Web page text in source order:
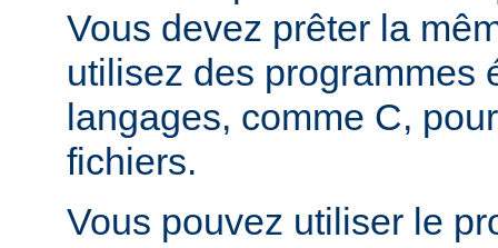
Vous devez prêter la
utilisez des programmes
langages, comme C,
fichiers.
Vous pouvez utiliser le